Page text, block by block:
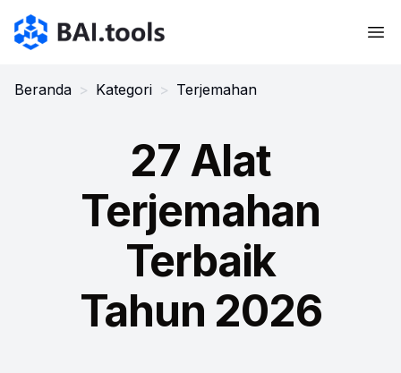
Bai.tools
Beranda > Kategori > Terjemahan
27 Alat
Terjemahan
Terbaik
Tahun 2026